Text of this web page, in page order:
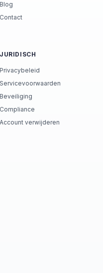
Blog
Contact
JURIDISCH
Privacybeleid
Servicevoorwaarden
Beveiliging
Compliance
Account verwijderen